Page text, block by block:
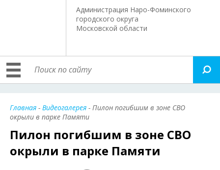
Администрация Наро-Фоминского
городского округа
Московской области
Главная - Видеогалерея - Пилон погибшим в зоне СВО
окрыли в парке Памяти
Пилон погибшим в зоне СВО
окрыли в парке Памяти